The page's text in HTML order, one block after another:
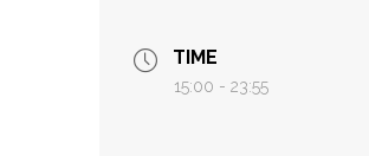
TIME
15:00 - 23:55